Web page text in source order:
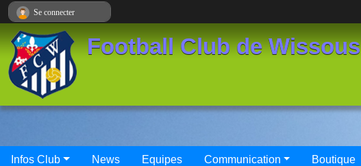
Football Club de Wissous
Infos Club News Equipes Communication Boutique
Se connecter
Panneau de gestion des cookies